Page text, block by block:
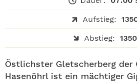
Aufstieg:
Abstieg:
Östlichster Gletscherberg der
Hasenöhrl ist ein mächtiger